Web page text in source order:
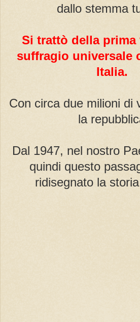
dallo stemma
Si trattò della prima
suffragio universale
Italia.
Con circa due milioni di
la
Dal 1947, nel nostro
quindi questo
ridisegnato la